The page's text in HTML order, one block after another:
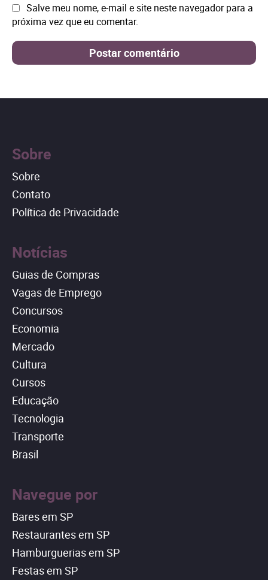
Site: Salve meu nome, e-mail e site neste navegador para a
próxima vez que eu comentar.
Sobre
Sobre
Contato
Política de Privacidade
Notícias
Guias de Compras
Vagas de Emprego
Concursos
Economia
Mercado
Cultura
Cursos
Educação
Tecnologia
Transporte
Brasil
Navegue por
Bares em SP
Restaurantes em SP
Hamburguerias em SP
Festas em SP